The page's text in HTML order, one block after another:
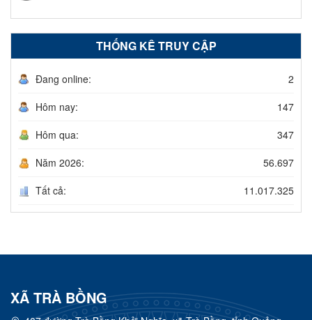
THỐNG KÊ TRUY CẬP
Đang online:
2
Hôm nay:
147
Hôm qua:
347
Năm 2026:
56.697
Tất cả:
11.017.325
XÃ TRÀ BỒNG